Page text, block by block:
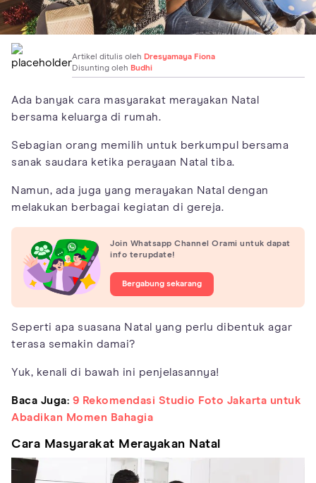
Artikel ditulis oleh Dresyamaya Fiona
Disunting oleh Budhi
Ada banyak cara masyarakat merayakan Natal
bersama keluarga di rumah.
Sebagian orang memilih untuk berkumpul bersama
sanak saudara ketika perayaan Natal tiba.
Namun, ada juga yang merayakan Natal dengan
melakukan berbagai kegiatan di gereja.
Join Whatsapp Channel Orami untuk dapat
info terupdate!
Bergabung sekarang
Seperti apa suasana Natal yang perlu dibentuk agar
terasa semakin damai?
Yuk, kenali di bawah ini penjelasannya!
Baca Juga: 9 Rekomendasi Studio Foto Jakarta untuk
Abadikan Momen Bahagia
Cara Masyarakat Merayakan Natal